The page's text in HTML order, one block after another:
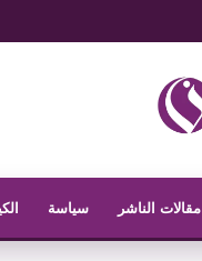
مقالات الناشر سياسة